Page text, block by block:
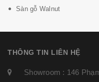
Sàn gỗ Walnut
THÔNG TIN LIÊN HỆ
Showroom : 146